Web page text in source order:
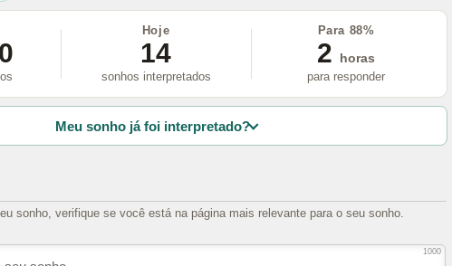
Hoje
14
sonhos interpretados
Para 88%
2
horas
para responder
Meu sonho já foi interpretado?
sonho, verifique se você está na página mais relevante para o seu sonho.
1000